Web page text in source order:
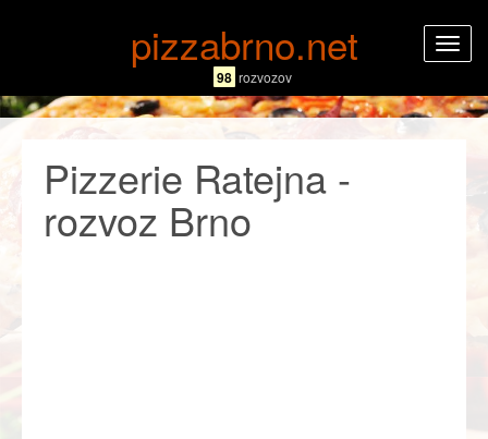
pizzabrno.net
98 rozvozov
Pizzerie Ratejna -
rozvoz Brno